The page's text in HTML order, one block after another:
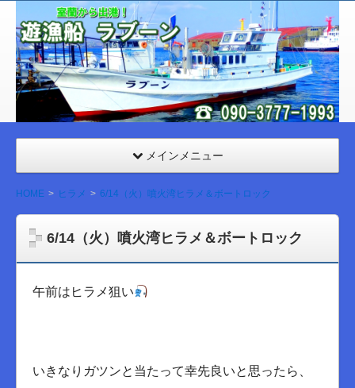
室
蘭
遊漁
船
ラブ
ーン
メインメニュー
HOME ヒラメ 6/14（火）噴火湾ヒラメ＆ボートロック
6/14（火）噴火湾ヒラメ＆ボートロック
午前はヒラメ狙い
いきなりガツンと当たって幸先良いと思ったら、